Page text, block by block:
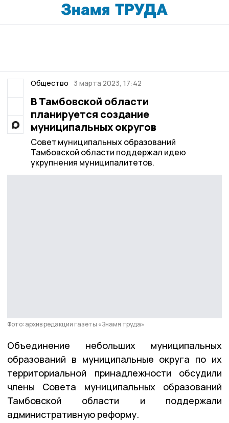
Общество 3 марта 2023, 17:42
В Тамбовской области
планируется создание
муниципальных округов
Совет муниципальных образований
Тамбовской области поддержал идею
укрупнения муниципалитетов.
Фото: архив редакции газеты «Знамя труда»
Объединение небольших муниципальных
образований в муниципальные округа по их
территориальной принадлежности обсудили
члены Совета муниципальных образований
Тамбовской области и поддержали
административную реформу.